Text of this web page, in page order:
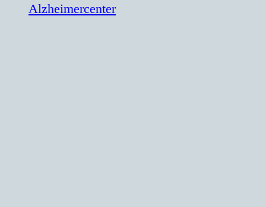
Alzheimercenter